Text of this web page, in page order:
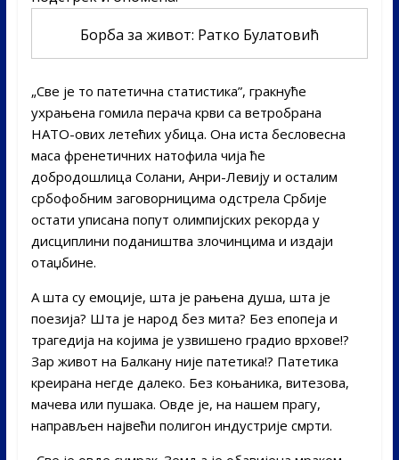
Борба за живот: Ратко Булатовић
„Све је то патетична статистика”, гракнуће
ухрањена гомила перача крви са ветробрана
НАТО-ових летећих убица. Она иста бесловесна
маса френетичних натофила чија ће
добродошлица Солани, Анри-Левију и осталим
србофобним заговорницима одстрела Србије
остати уписана попут олимпијских рекорда у
дисциплини подаништва злочинцима и издаји
отаџбине.
А шта су емоције, шта је рањена душа, шта је
поезија? Шта је народ без мита? Без епопеја и
трагедија на којима је узвишено градио врхове!?
Зар живот на Балкану није патетика!? Патетика
креирана негде далеко. Без коњаника, витезова,
мачева или пушака. Овде је, на нашем прагу,
направљен највећи полигон индустрије смрти.